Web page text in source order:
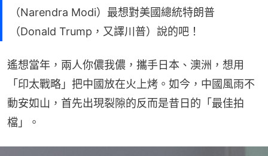
（Narendra Modi）最想對美國總統特朗普
（Donald Trump，又譯川普）說的吧！
遙想當年，兩人你儂我儂，攜手日本、澳洲，想用
「印太戰略」把中國放在火上烤。如今，中國風雨不
動安如山，首先出現裂隙的反而是昔日的「最佳拍
檔」。